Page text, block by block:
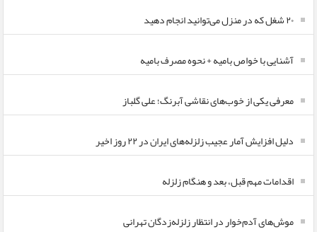
۲۰ شغل که در منزل می‌توانید انجام دهید
آشنایی با خواص بامیه + نحوه مصرف بامیه
معرفی یکی از خوب‌های نقاشی آبرنگ؛ علی گلباز
دلیل افزایش آمار عجیب زلزله‌های ایران در ۲۲ روز اخیر
اقدامات مهم قبل، بعد و هنگام زلزله
موش‌های آدم‌خوار در انتظار زلزله‌زدگان تهرانی